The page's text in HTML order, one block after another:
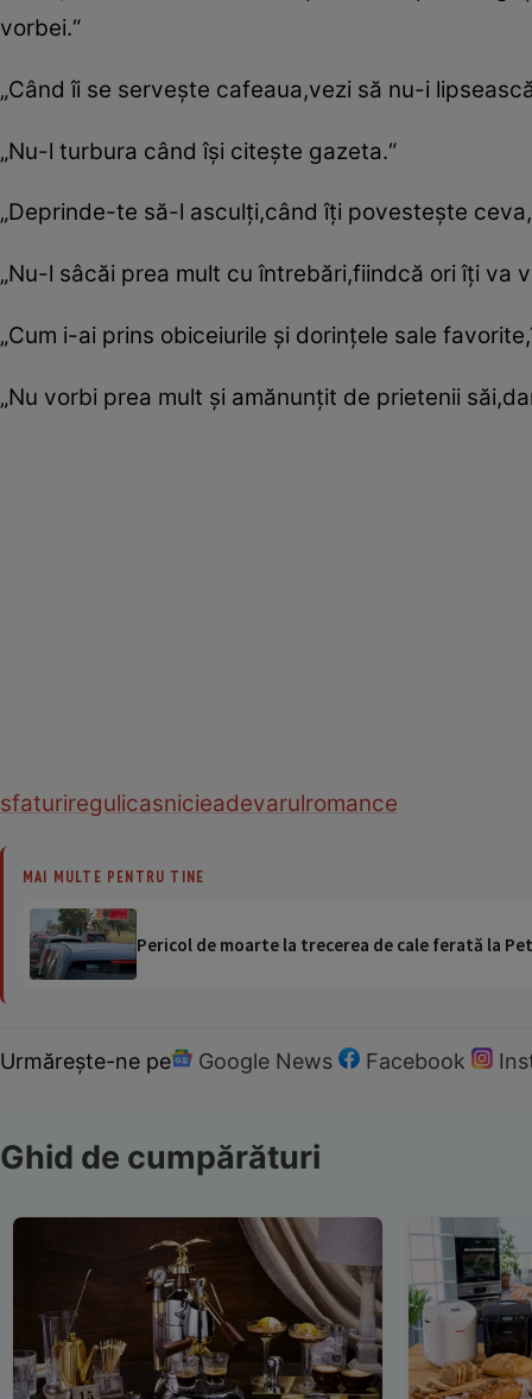
vorbei.“
„Când îi se serveşte cafeaua,vezi să nu-i
„Nu-l turbura când îşi citeşte gazeta.“
„Deprinde-te să-l asculţi,când îţi povesteşte
„Nu-l sâcăi prea mult cu întrebări,fiindcă ori îţi va
„Cum i-ai prins obiceiurile şi dorinţele sale
„Nu vorbi prea mult şi amănunţit de prietenii
sfaturiregulicasnicieadevarulromance
MAI MULTE PENTRU TINE
Pericol de moarte la trecerea de cale ferată la
Urmărește-ne pe Google News Facebook
Ghid de cumpărături